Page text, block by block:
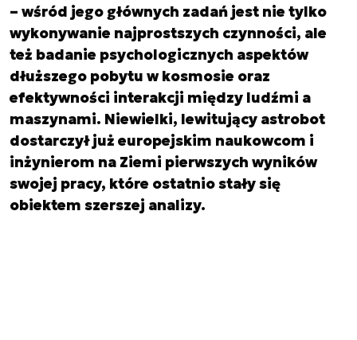
– wśród jego głównych zadań jest nie tylko
wykonywanie najprostszych czynności, ale
też badanie psychologicznych aspektów
dłuższego pobytu w kosmosie oraz
efektywności interakcji między ludźmi a
maszynami. Niewielki, lewitujący astrobot
dostarczył już europejskim naukowcom i
inżynierom na Ziemi pierwszych wyników
swojej pracy, które ostatnio stały się
obiektem szerszej analizy.